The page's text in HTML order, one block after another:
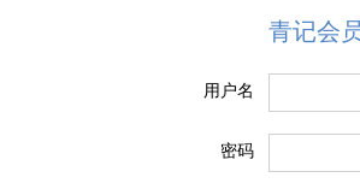
青记会
用户名
密码